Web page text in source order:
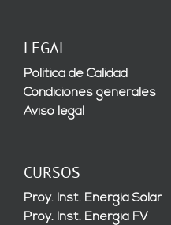
LEGAL
Política de Calidad
Condiciones generales
Aviso legal
CURSOS
Proy. Inst. Energía Solar
Proy. Inst. Energía FV